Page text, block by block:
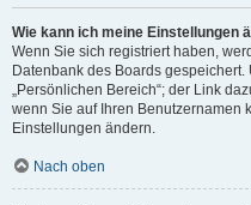
Wie kann ich meine Einstellungen
Wenn Sie sich registriert haben,
Datenbank des Boards
„Persönlichen Bereich“; der Link
wenn Sie auf Ihren Benutzernamen
Einstellungen ändern.
Nach oben